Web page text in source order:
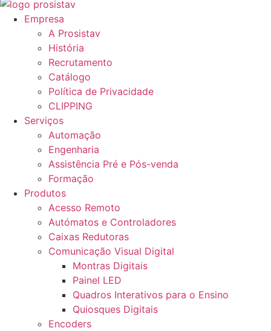
Empresa
A Prosistav
História
Recrutamento
Catálogo
Política de Privacidade
CLIPPING
Serviços
Automação
Engenharia
Assistência Pré e Pós-venda
Formação
Produtos
Acesso Remoto
Autómatos e Controladores
Caixas Redutoras
Comunicação Visual Digital
Montras Digitais
Painel LED
Quadros Interativos para o Ensino
Quiosques Digitais
Encoders